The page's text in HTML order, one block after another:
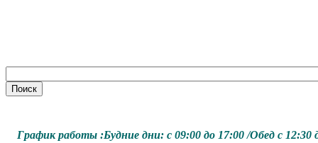
График работы :Будние дни: с 09:00 до 17:00 /Обед с 12:30